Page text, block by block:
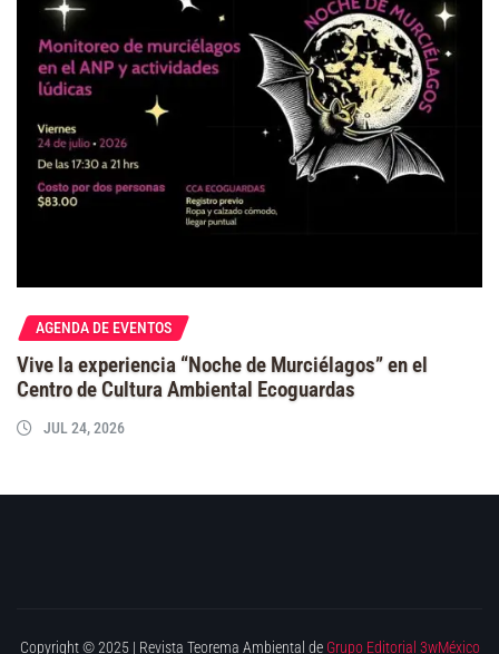
AGENDA DE EVENTOS
Vive la experiencia “Noche de Murciélagos” en el
Centro de Cultura Ambiental Ecoguardas
JUL 24, 2026
Copyright © 2025 | Revista Teorema Ambiental de Grupo Editorial 3wMéxico